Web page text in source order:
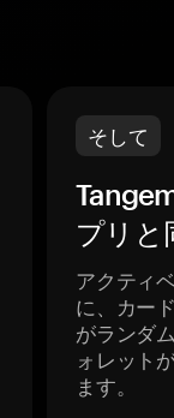
そして
プリと
アクティ
に、カー
がランダ
ォレット
ます。